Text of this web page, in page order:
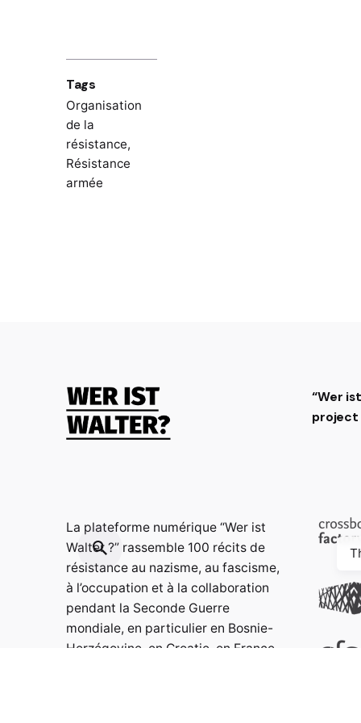
Tags
Organisation
de la
résistance,
Résistance
armée
La plateforme numérique “Wer ist
Walter ?” rassemble 100 récits de
résistance au nazisme, au fascisme,
à l’occupation et à la collaboration
pendant la Seconde Guerre
mondiale, en particulier en Bosnie-
Herzégovine, en Croatie, en France
“Wer